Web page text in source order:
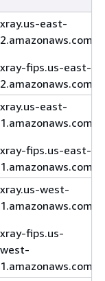
xray.us-east-
2.amazonaws.com
xray-fips.us-east-
2.amazonaws.com
xray.us-east-
1.amazonaws.com
xray-fips.us-east-
1.amazonaws.com
xray.us-west-
1.amazonaws.com
xray-fips.us-
west-
1.amazonaws.com